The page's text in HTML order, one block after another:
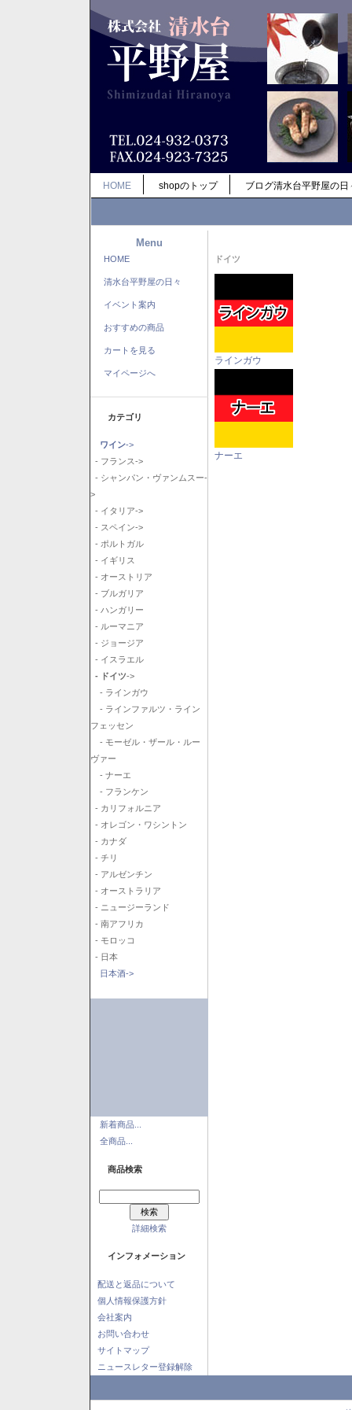
HOME shopのトップ ブログ清水台平野屋の日
Menu
HOME
清水台平野屋の日々
イベント案内
おすすめの商品
カートを見る
マイページへ
カテゴリ
ワイン->
- フランス->
- シャンパン・ヴァンムスー-
>
- イタリア->
- スペイン->
- ポルトガル
- イギリス
- オーストリア
- ブルガリア
- ハンガリー
- ルーマニア
- ジョージア
- イスラエル
- ドイツ->
- ラインガウ
- ラインファルツ・ライン
フェッセン
- モーゼル・ザール・ルー
ヴァー
- ナーエ
- フランケン
- カリフォルニア
- オレゴン・ワシントン
- カナダ
- チリ
- アルゼンチン
- オーストラリア
- ニュージーランド
- 南アフリカ
- モロッコ
- 日本
日本酒->
新着商品...
全商品...
商品検索
詳細検索
インフォメーション
配送と返品について
個人情報保護方針
会社案内
お問い合わせ
サイトマップ
ニュースレター登録解除
ドイツ
ラインガウ
ナーエ